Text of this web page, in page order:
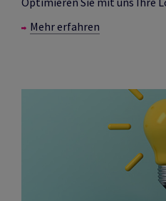
Mehr erfahren